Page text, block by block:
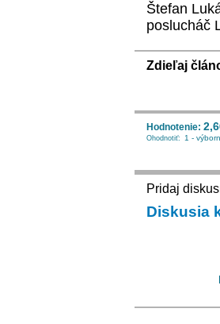
Štefan
poslucháč
Zdieľaj
Hodnotenie:
Ohodnotiť: 1 -
Pridaj
Diskusia